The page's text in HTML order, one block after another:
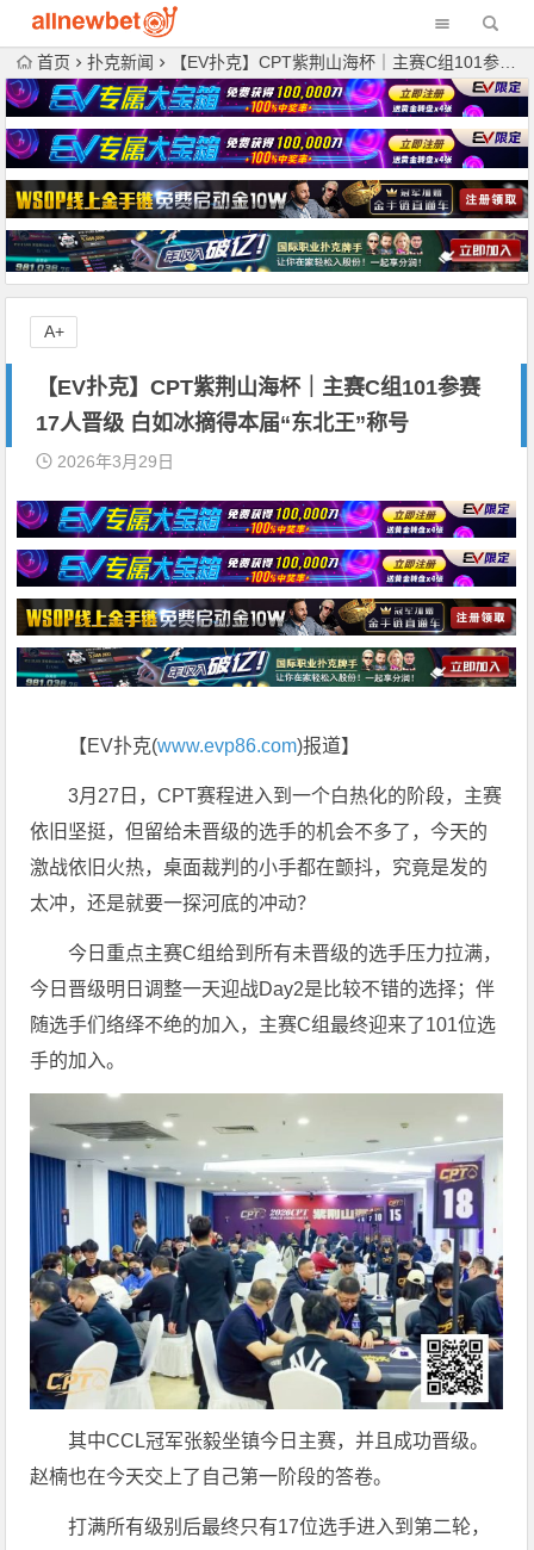
首页 扑克新闻 【EV扑克】CPT紫荆山海杯｜主赛C组101参赛 17人晋级 白如冰摘得本届“东北王”称号
【EV扑克】CPT紫荆山海杯｜主赛C组101参赛
17人晋级 白如冰摘得本届“东北王”称号
2026年3月29日
【EV扑克(www.evp86.com)报道】
3月27日，CPT赛程进入到一个白热化的阶段，主赛
依旧坚挺，但留给未晋级的选手的机会不多了，今天的
激战依旧火热，桌面裁判的小手都在颤抖，究竟是发的
太冲，还是就要一探河底的冲动？
今日重点主赛C组给到所有未晋级的选手压力拉满，
今日晋级明日调整一天迎战Day2是比较不错的选择；伴
随选手们络绎不绝的加入，主赛C组最终迎来了101位选
手的加入。
其中CCL冠军张毅坐镇今日主赛，并且成功晋级。
赵楠也在今天交上了自己第一阶段的答卷。
打满所有级别后最终只有17位选手进入到第二轮，
A+